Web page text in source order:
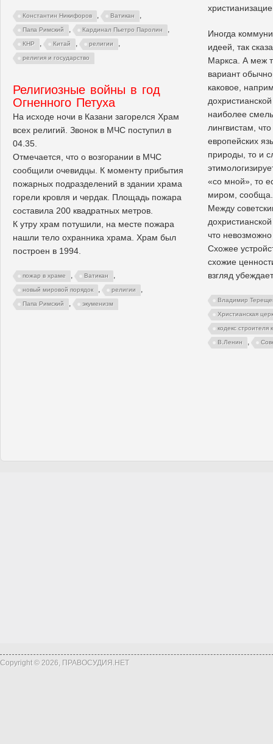
Константин Никифоров , Ватикан ,
Папа Римский , Кардинал Пьетро Паролин ,
КНР , Китай , религии ,
религия и государство
Иногда
идеей, так
Маркса. А меж
вариант
каковое,
наиболее
лингвистам,
европейских
природы, то и
«со мной», то
миром, сообща.
Между
что
Схожее
схожие
взгляд
Владимир
Христианская
кодекс строителя
В.Ленин ,
Религиозные войны в год
Огненного Петуха
На исходе ночи в Казани загорелся Храм
всех религий. Звонок в МЧС поступил в
04.35.
Отмечается, что о возгорании в МЧС
сообщили очевидцы. К моменту прибытия
пожарных подразделений в здании храма
горели кровля и чердак. Площадь пожара
составила 200 квадратных метров.
К утру храм потушили, на месте пожара
нашли тело охранника храма. Храм был
построен в 1994.
пожар в храме , Ватикан ,
новый мировой порядок , религии ,
Папа Римский , экуменизм
Copyright © 2026, ПРАВОСУДИЯ.НЕТ